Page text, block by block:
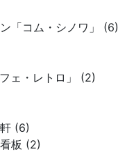
「コム・シノワ」 (6)
ェ・レトロ」 (2)
(6)
板 (2)